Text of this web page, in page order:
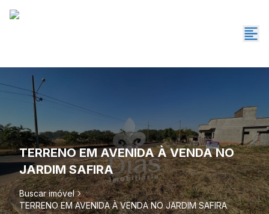
TERRENO EM AVENIDA À VENDA NO
JARDIM SAFIRA
Buscar imóvel
TERRENO EM AVENIDA À VENDA NO JARDIM SAFIRA